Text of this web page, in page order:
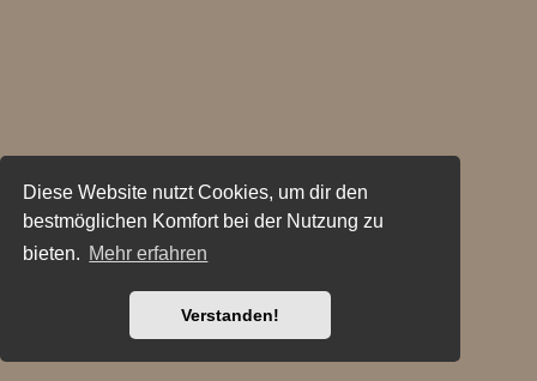
Diese Website nutzt Cookies, um dir den
bestmöglichen Komfort bei der Nutzung zu
bieten. Mehr erfahren
Verstanden!